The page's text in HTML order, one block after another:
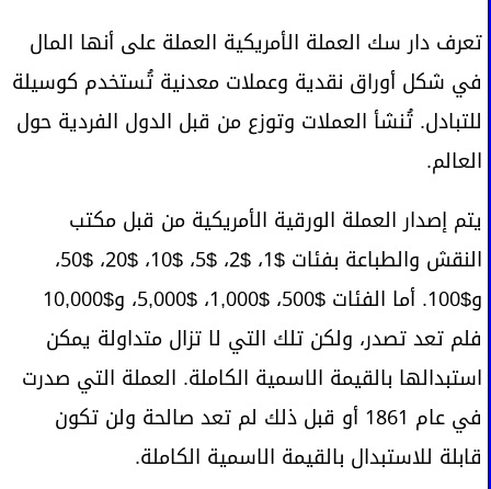
تعرف دار سك العملة الأمريكية العملة على أنها المال
في شكل أوراق نقدية وعملات معدنية تُستخدم كوسيلة
للتبادل. تُنشأ العملات وتوزع من قبل الدول الفردية حول
العالم.
يتم إصدار العملة الورقية الأمريكية من قبل مكتب
النقش والطباعة بفئات $1، $2، $5، $10، $20، $50،
و$100. أما الفئات $500، $1,000، $5,000، و$10,000
فلم تعد تصدر، ولكن تلك التي لا تزال متداولة يمكن
استبدالها بالقيمة الاسمية الكاملة. العملة التي صدرت
في عام 1861 أو قبل ذلك لم تعد صالحة ولن تكون
قابلة للاستبدال بالقيمة الاسمية الكاملة.